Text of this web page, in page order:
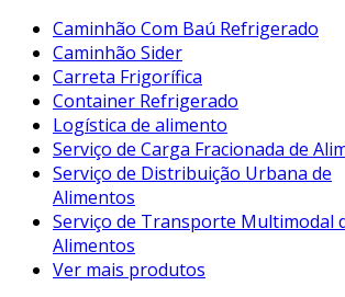
Caminhão Com Baú Refrigerado
Caminhão Sider
Carreta Frigorífica
Container Refrigerado
Logística de alimento
Serviço de Carga Fracionada de
Serviço de Distribuição Urbana de
Alimentos
Serviço de Transporte Multimodal
Alimentos
Ver mais produtos